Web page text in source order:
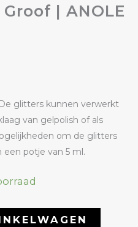
| ANOLE
glitters kunnen verwerkt
van gelpolish of als
om de glitters
een potje van 5 ml.